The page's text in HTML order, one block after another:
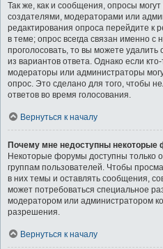
Так же, как и сообщения, опросы могут
создателями, модераторами или
редактирования опроса перейдите к
в теме; опрос всегда связан именно с
проголосовать, то вы можете
из вариантов ответа. Однако если
модераторы или администраторы
опрос. Это сделано для того, чтобы
ответов во время голосования.
Вернуться к началу
Почему мне недоступны
Некоторые форумы доступны только
группам пользователей. Чтобы
в них темы и оставлять сообщения,
может потребоваться специальное
модератором или администратором
разрешения.
Вернуться к началу